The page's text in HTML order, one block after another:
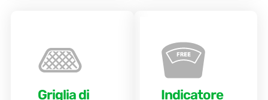
Griglia di
Indicatore